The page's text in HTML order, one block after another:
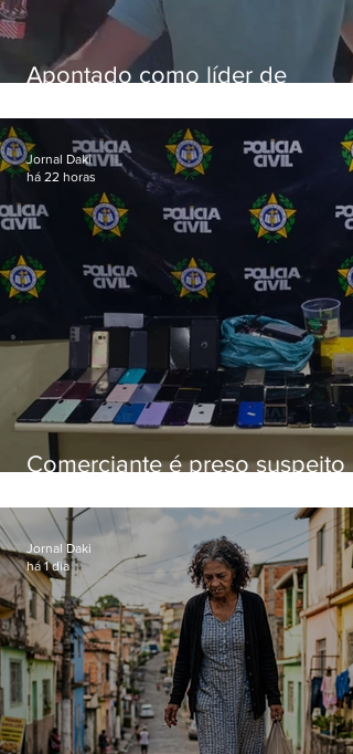
Apontado como líder de
aposentados é preso
Comerciante é preso suspeito
loja
Jornal Daki
há 22 horas
Jornal Daki
há 1 dia